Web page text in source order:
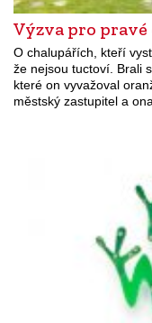
Výzva pro
O chalupářích, kteří
že nejsou tuctoví. Brali
které on vyvažoval
městský zastupitel a